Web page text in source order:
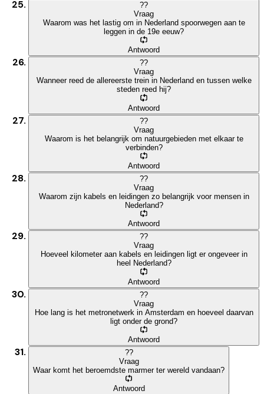
??
Vraag
Waarom was het lastig om in Nederland spoorwegen aan te
leggen in de 19e eeuw?
Antwoord
??
Vraag
Wanneer reed de allereerste trein in Nederland en tussen welke
steden reed hij?
Antwoord
??
Vraag
Waarom is het belangrijk om natuurgebieden met elkaar te
verbinden?
Antwoord
??
Vraag
Waarom zijn kabels en leidingen zo belangrijk voor mensen in
Nederland?
Antwoord
??
Vraag
Hoeveel kilometer aan kabels en leidingen ligt er ongeveer in
heel Nederland?
Antwoord
??
Vraag
Hoe lang is het metronetwerk in Amsterdam en hoeveel daarvan
ligt onder de grond?
Antwoord
??
Vraag
Waar komt het beroemdste marmer ter wereld vandaan?
Antwoord